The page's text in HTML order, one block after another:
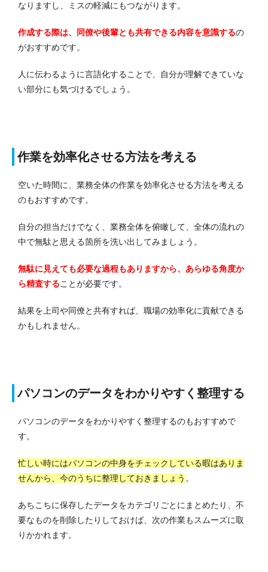
なりますし、ミスの軽減にもつながります。
作成する際は、同僚や後輩とも共有できる内容を意識するの
がおすすめです。
人に伝わるように言語化することで、自分が理解できていな
い部分にも気づけるでしょう。
作業を効率化させる方法を考える
空いた時間に、業務全体の作業を効率化させる方法を考える
のもおすすめです。
自分の担当だけでなく、業務全体を俯瞰して、全体の流れの
中で無駄と思える箇所を洗い出してみましょう。
無駄に見えても必要な過程もありますから、あらゆる角度か
ら精査することが必要です。
結果を上司や同僚と共有すれば、職場の効率化に貢献できる
かもしれません。
パソコンのデータをわかりやすく整理する
パソコンのデータをわかりやすく整理するのもおすすめで
す。
忙しい時にはパソコンの中身をチェックしている暇はありま
せんから、今のうちに整理しておきましょう 。
あちこちに保存したデータをカテゴリごとにまとめたり、不
要なものを削除したりしておけば、次の作業もスムーズに取
りかかれます。